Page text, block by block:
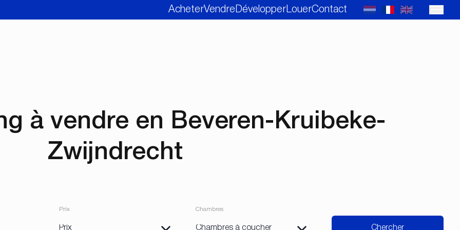
AcheterVendre DévelopperLouerContact
à vendre en Beveren-Kruibeke-
Zwijndrecht
Prix Chambres
Chercher